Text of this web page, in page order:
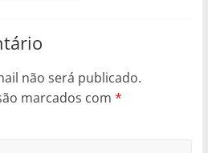
não será publicado.
marcados com *